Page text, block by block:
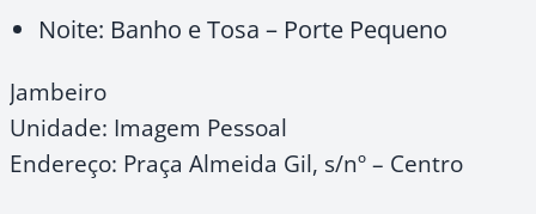
Noite: Banho e Tosa – Porte Pequeno
Jambeiro
Unidade: Imagem Pessoal
Endereço: Praça Almeida Gil, s/nº – Centro